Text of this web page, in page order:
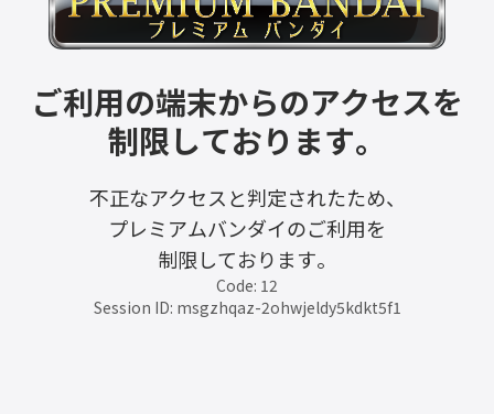
ご利用の端末からのアクセスを
制限しております。
不正なアクセスと判定されたため、
プレミアムバンダイのご利用を
制限しております。
Code: 12
Session ID: msgzhqaz-2ohwjeldy5kdkt5f1